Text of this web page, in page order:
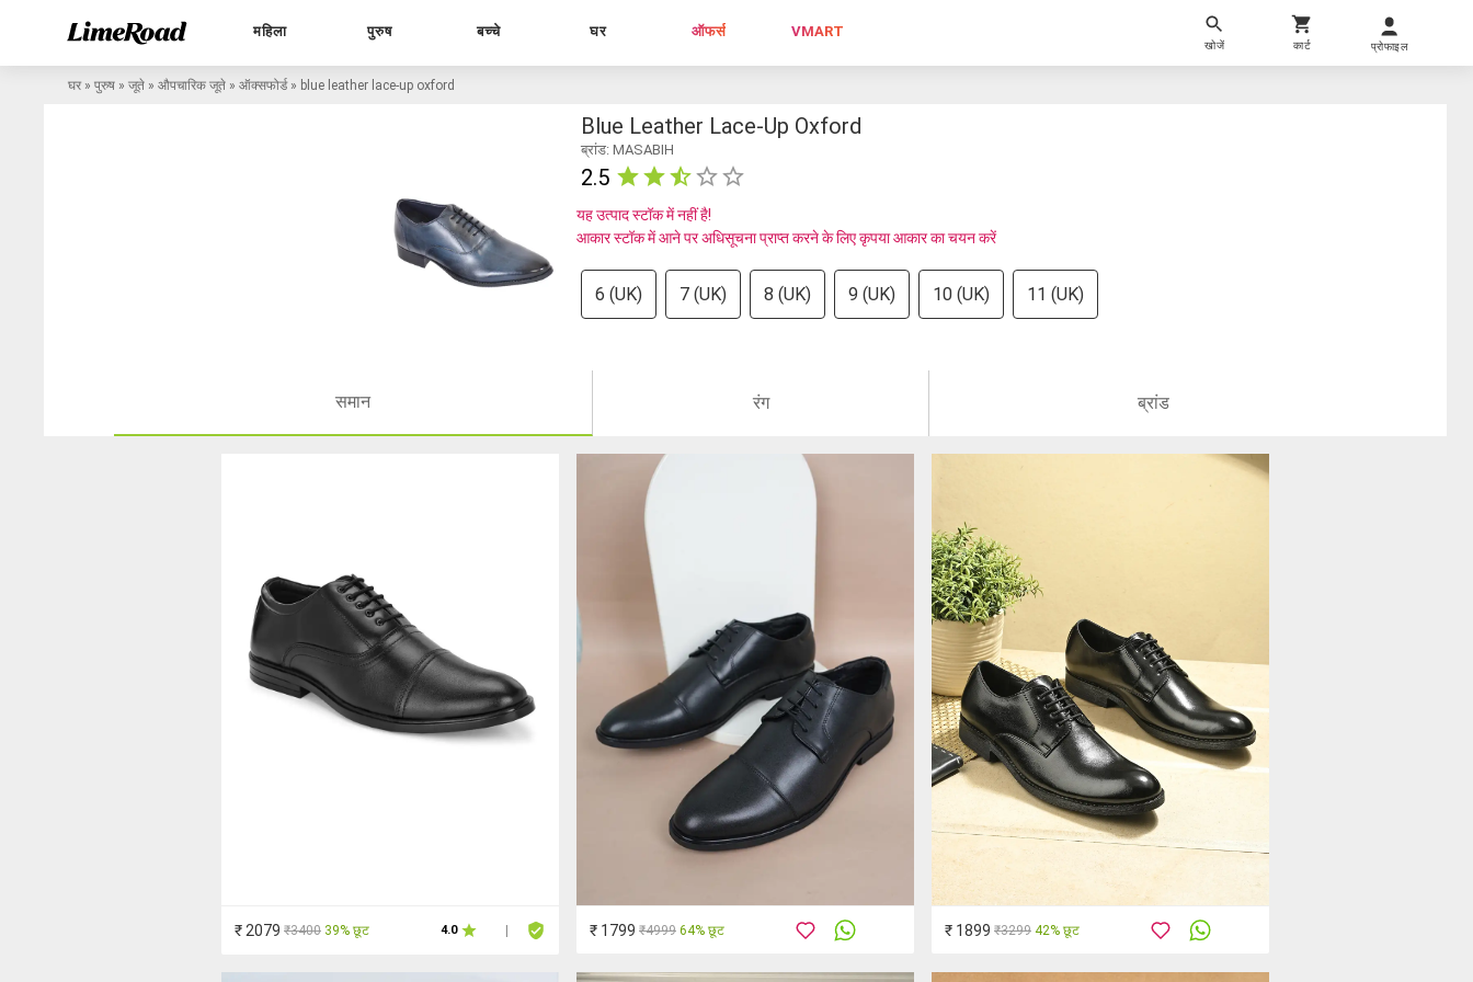
महिला पुरुष बच्चे घर ऑफर्स VMART
खोजें कार्ट प्रोफाइल
घर » पुरुष » जूते » औपचारिक जूते » ऑक्सफोर्ड » blue leather lace-up oxford
Blue Leather Lace-Up Oxford
ब्रांड: MASABIH
2.5
यह उत्पाद स्टॉक में नहीं है!
आकार स्टॉक में आने पर अधिसूचना प्राप्त करने के लिए कृपया आकार का चयन करें
6 (UK) 7 (UK) 8 (UK) 9 (UK) 10 (UK) 11 (UK)
समान रंग ब्रांड
₹ 2079 ₹3400 39% छूट 4.0 ₹ 1799 ₹4999 64% छूट ₹ 1899 ₹3299 42% छूट